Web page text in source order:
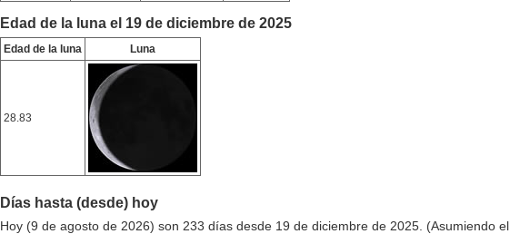
Edad de la luna el 19 de diciembre de 2025
Edad de la luna Luna
28.83
Días hasta (desde) hoy
Hoy (9 de agosto de 2026) son 233 días desde 19 de diciembre de 2025. (Asumiendo el